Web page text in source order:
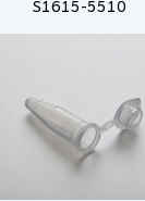
S1615-5510